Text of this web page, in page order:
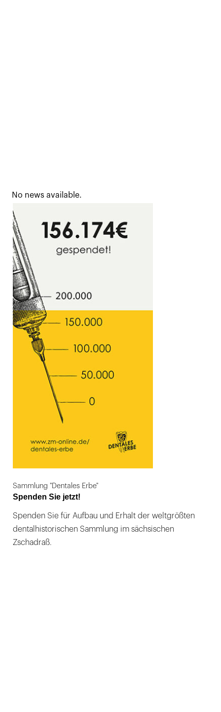
No news available.
Sammlung "Dentales Erbe"
Spenden Sie jetzt!
Spenden Sie für Aufbau und Erhalt der weltgrößten
dentalhistorischen Sammlung im sächsischen
Zschadraß.